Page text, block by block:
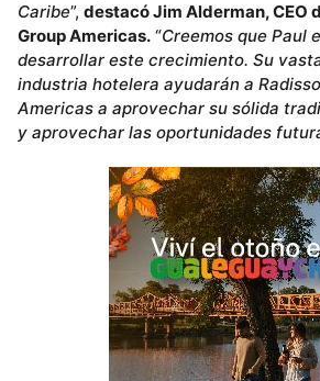
Caribe”, destacó Jim Alderman, CEO
Group Americas. “Creemos que Paul
desarrollar este crecimiento. Su
industria hotelera ayudarán a
Americas a aprovechar su sólida
y aprovechar las oportunidades